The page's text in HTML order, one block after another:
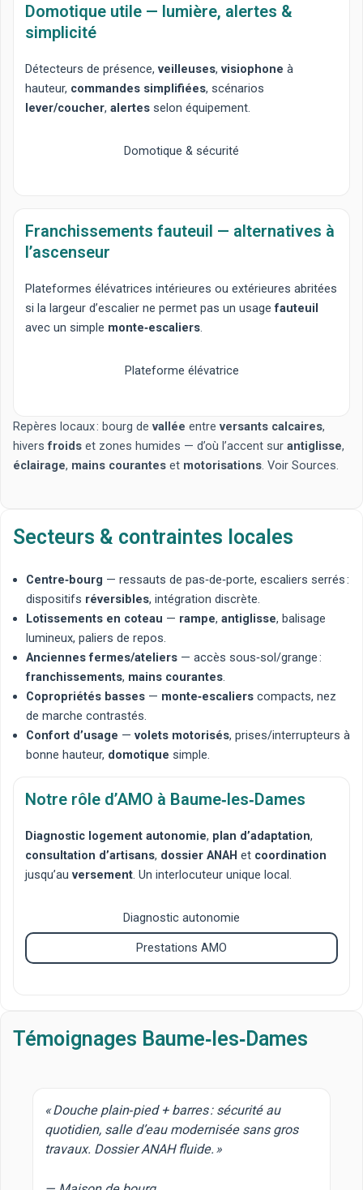
Domotique utile — lumière, alertes &
simplicité
Détecteurs de présence,veilleuses,visiophone à
hauteur, commandes simplifiées, scénarios
lever/coucher,alertes selon équipement.
Domotique & sécurité
Franchissements fauteuil — alternatives à
l’ascenseur
Plateformes élévatrices intérieures ou extérieures abritées
si la largeur d’escalier ne permet pas un usagefauteuil
avec un simple monte‑escaliers.
Plateforme élévatrice
Repères locaux : bourg de vallée entre versants calcaires,
hiversfroidset zones humides — d’où l’accent sur antiglisse,
éclairage, mains couranteset motorisations. Voir Sources.
Secteurs & contraintes locales
Centre‑bourg — ressauts de pas‑de‑porte, escaliers serrés :
dispositifs réversibles, intégration discrète.
Lotissements en coteau — rampe, antiglisse, balisage
lumineux, paliers de repos.
Anciennes fermes/ateliers— accès sous‑sol/grange :
franchissements, mains courantes.
Copropriétés basses— monte‑escalierscompacts, nez
de marche contrastés.
Confort d’usage — volets motorisés, prises/interrupteurs à
bonne hauteur, domotique simple.
Notre rôle d’AMO à Baume‑les‑Dames
Diagnostic logement autonomie, plan d’adaptation,
consultation d’artisans, dossier ANAH et coordination
jusqu’auversement. Un interlocuteur unique local.
Diagnostic autonomie
Prestations AMO
Témoignages Baume‑les‑Dames
« Douche plain‑pied + barres : sécurité au
quotidien, salle d’eau modernisée sans gros
travaux. Dossier ANAH fluide. »